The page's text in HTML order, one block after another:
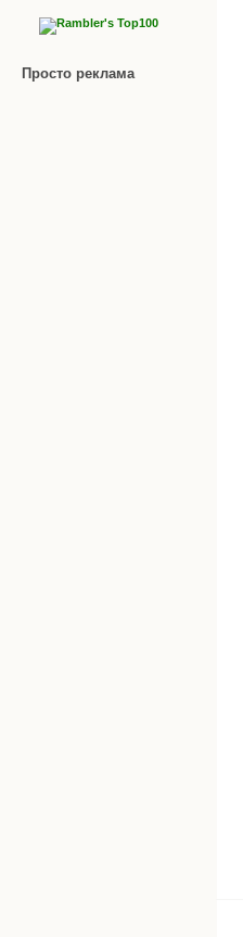
Просто реклама